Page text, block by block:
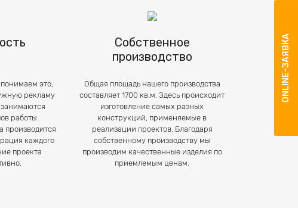
это,
рекламу
работы.
производится
каждого
проекта
Собственное
производство
Общая площадь нашего производства
составляет 1700 кв.м. Здесь происходит
изготовление самых разных
конструкций, применяемые в
реализации проектов. Благодаря
собственному производству мы
производим качественные изделия по
приемлемым ценам.
ONLINE-ЗАЯВКА